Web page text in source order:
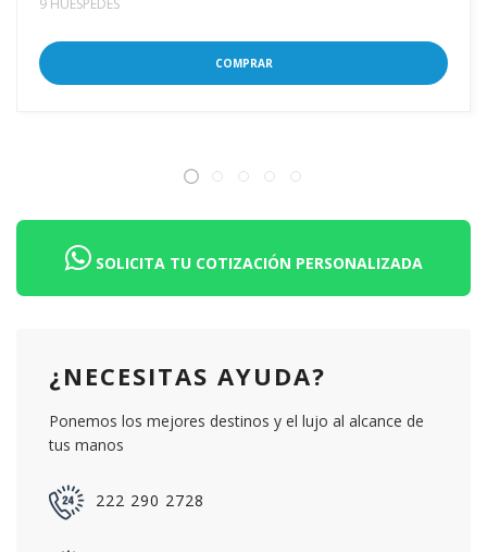
COMPRAR
SOLICITA TU COTIZACIÓN PERSONALIZADA
¿NECESITAS AYUDA?
Ponemos los mejores destinos y el lujo al alcance de
tus manos
222 290 2728